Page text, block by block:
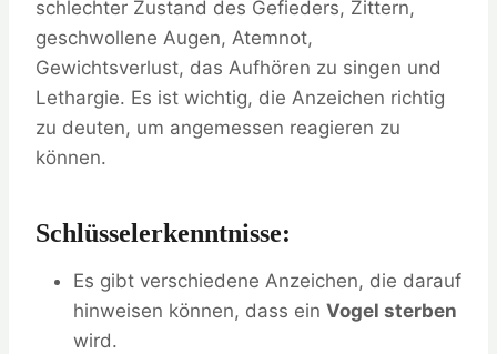
schlechter Zustand des Gefieders, Zittern,
geschwollene Augen, Atemnot,
Gewichtsverlust, das Aufhören zu singen und
Lethargie. Es ist wichtig, die Anzeichen richtig
zu deuten, um angemessen reagieren zu
können.
Schlüsselerkenntnisse:
Es gibt verschiedene Anzeichen, die darauf
hinweisen können, dass ein Vogel sterben
wird.